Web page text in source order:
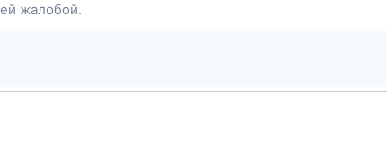
жалобой.